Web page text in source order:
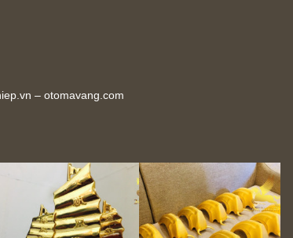
– otomavang.com